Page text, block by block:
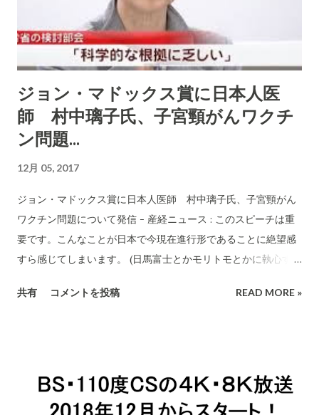
ってきているのかもしれません。惑わされないように広く情報
源をもっていることが必要とつくづく感じます。 子宮頸がんワ
クチン=危険 → 取り敢えず、様子見しておくのが正解！と日本
人のほぼ全てが操作されてしまった重要事件です。 世界は全く
逆の方向にあります。 アメリカでは、女性だけでなく男児にも
摂取を行うように制度が整いつつあります。性交渉でこのガン
は伝染るからです。イギリスでは、男児に摂取するというとこ
うな国は、先進国ではどこにもありません。
ジョン・マドックス賞に日本人医
師 村中璃子氏、子宮頸がんワクチ
ン問題...
12月 05, 2017
ジョン・マドックス賞に日本人医師 村中璃子氏、子宮頸がん
ワクチン問題について発信 - 産経ニュース : このスピーチは重
要です。こんなことが日本で今現在進行形であることに絶望感
すら感じてしまいます。 (日馬富士とかモリトモとかに執心する
スピーチ全文「10万個の子宮」 子宮頸がんのワクチンについ
した。そして、2013年には中学生や高校生の女子にはほぼ無料
で摂取できる公費援助の法律ができ、摂取がすすんできまし
共有 コメントを投稿 READ MORE »